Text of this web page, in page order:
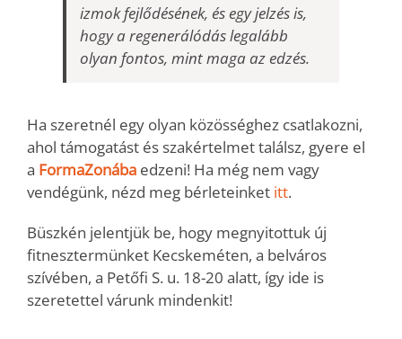
izmok fejlődésének, és egy jelzés is,
hogy a regenerálódás legalább
olyan fontos, mint maga az edzés.
Ha szeretnél egy olyan közösséghez csatlakozni,
ahol támogatást és szakértelmet találsz, gyere el
a FormaZonábaedzeni! Ha még nem vagy
vendégünk, nézd meg bérleteinket itt.
Büszkén jelentjük be, hogy megnyitottuk új
fitnesztermünket Kecskeméten, a belváros
szívében, a Petőfi S. u. 18-20 alatt, így ide is
szeretettel várunk mindenkit!